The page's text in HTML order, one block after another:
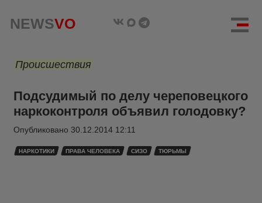
NEWSVO
Происшествия
Подсудимый по делу череповецкого
наркоконтроля объявил голодовку?
Опубликовано 30.12.2014 12:11
НАРКОТИКИ ПРАВА ЧЕЛОВЕКА СИЗО ТЮРЬМЫ